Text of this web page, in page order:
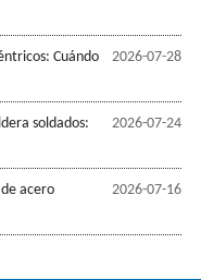
2026-07-28
Cuándo
2026-07-24
soldados:
2026-07-16
acero